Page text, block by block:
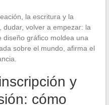
la escritura y la
dudar, volver a empezar: la
diseño gráfico moldea una
sobre el mundo, afirma el
y
cómo